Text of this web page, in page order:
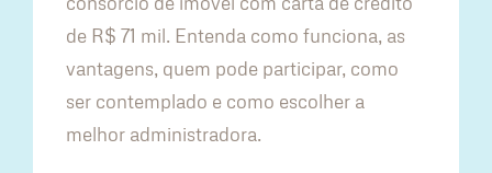
de R$ 71 mil. Entenda como funciona, as
vantagens, quem pode participar, como
ser contemplado e como escolher a
melhor administradora.